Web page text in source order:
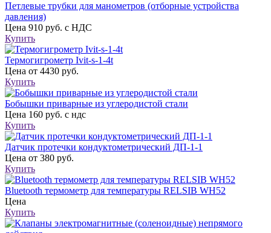
Петлевые трубки для манометров (отборные устройства
давления)
Цена 910 руб. с НДС
Купить
Термогигрометр Ivit-s-1-4t
Цена от 4430 руб.
Купить
Бобышки приварные из углеродистой стали
Цена 160 руб. с ндс
Купить
Датчик протечки кондуктометрический ДП-1-1
Цена от 380 руб.
Купить
Bluetooth термометр для температуры RELSIB WH52
Цена
Купить